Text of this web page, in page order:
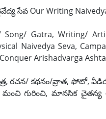
సేవ Our Writing
Song/ Gatra, Writing/
Naivedya Seva,
Arishadvarga
రచన/ కథనం/వ్రాత, ఫోటో,
గురించి, మానసిక చైతన్య